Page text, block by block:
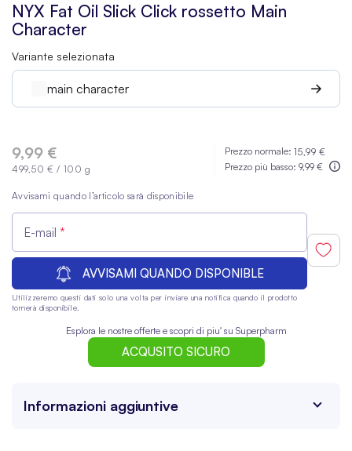
NYX Fat Oil Slick Click rossetto Main
Character
Variante selezionata
main character
9,99 €
499,50 € / 100 g
Prezzo normale: 15,99 €
Prezzo più basso: 9,99 €
Avvisami quando l’articolo sarà disponibile
E-mail
AVVISAMI QUANDO DISPONIBLE
Utilizzeremo questi dati solo una volta per inviare una notifica quando il prodotto
tornerà disponibile.
Esplora le nostre offerte e scopri di piu' su Superpharm
ACQUSITO SICURO
Informazioni aggiuntive